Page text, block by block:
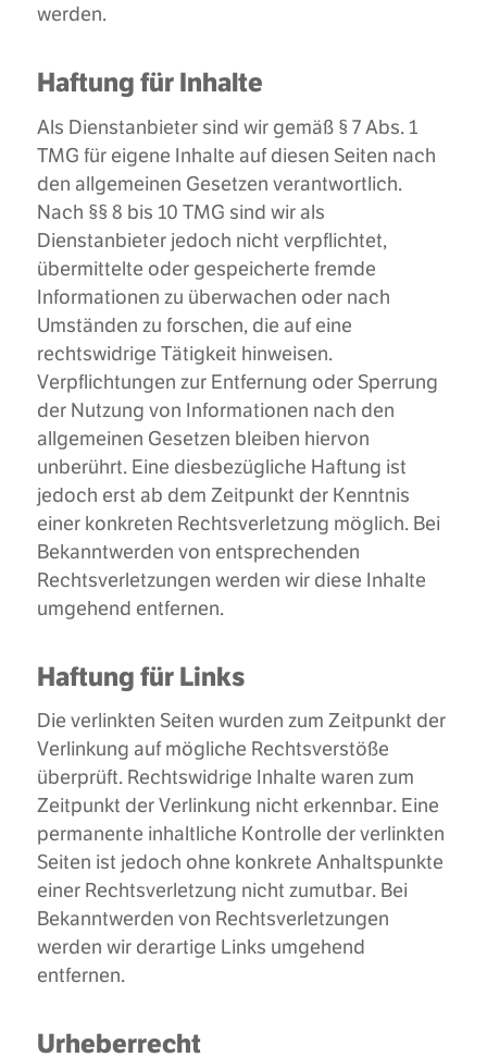
werden.
Haftung für Inhalte
Als Dienstanbieter sind wir gemäß § 7 Abs. 1
TMG für eigene Inhalte auf diesen Seiten nach
den allgemeinen Gesetzen verantwortlich.
Nach §§ 8 bis 10 TMG sind wir als
Dienstanbieter jedoch nicht verpflichtet,
übermittelte oder gespeicherte fremde
Informationen zu überwachen oder nach
Umständen zu forschen, die auf eine
rechtswidrige Tätigkeit hinweisen.
Verpflichtungen zur Entfernung oder Sperrung
der Nutzung von Informationen nach den
allgemeinen Gesetzen bleiben hiervon
unberührt. Eine diesbezügliche Haftung ist
jedoch erst ab dem Zeitpunkt der Kenntnis
einer konkreten Rechtsverletzung möglich. Bei
Bekanntwerden von entsprechenden
Rechtsverletzungen werden wir diese Inhalte
umgehend entfernen.
Haftung für Links
Die verlinkten Seiten wurden zum Zeitpunkt der
Verlinkung auf mögliche Rechtsverstöße
überprüft. Rechtswidrige Inhalte waren zum
Zeitpunkt der Verlinkung nicht erkennbar. Eine
permanente inhaltliche Kontrolle der verlinkten
Seiten ist jedoch ohne konkrete Anhaltspunkte
einer Rechtsverletzung nicht zumutbar. Bei
Bekanntwerden von Rechtsverletzungen
werden wir derartige Links umgehend
entfernen.
Urheberrecht